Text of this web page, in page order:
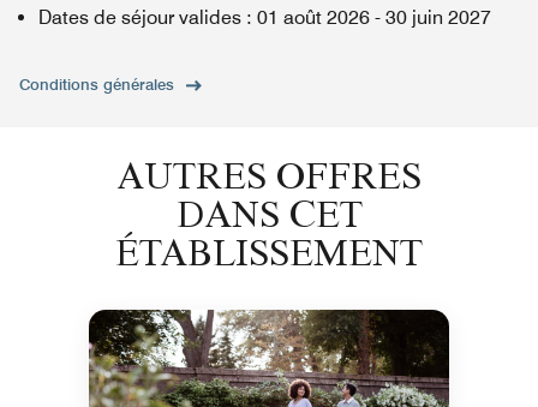
Dates de séjour valides : 01 août 2026 - 30 juin 2027
Conditions générales
AUTRES OFFRES
DANS CET
ÉTABLISSEMENT